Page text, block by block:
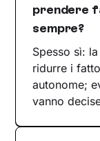
prendere
sempre?
Spesso sì:
ridurre i
autonome;
vanno